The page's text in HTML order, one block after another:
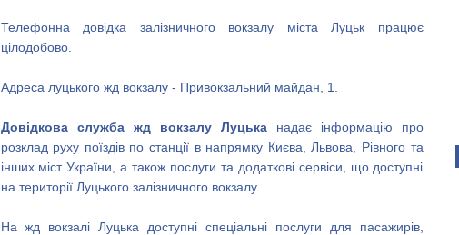
Телефонна довідка залізничного вокзалу міста Луцьк працює
цілодобово.
Адреса луцького жд вокзалу - Привокзальний майдан, 1.
Довідкова служба жд вокзалу Луцьканадає інформацію про
розклад руху поїздів по станції в напрямку Києва, Львова, Рівного та
інших міст України, а також послуги та додаткові сервіси, що доступні
на території Луцького залізничного вокзалу.
На жд вокзалі Луцька доступні спеціальні послуги для пасажирів,